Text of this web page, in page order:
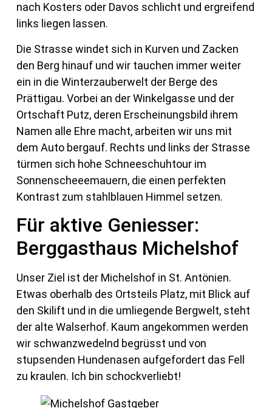
nach Kosters oder Davos schlicht und ergreifend
links liegen lassen.
Die Strasse windet sich in Kurven und Zacken
den Berg hinauf und wir tauchen immer weiter
ein in die Winterzauberwelt der Berge des
Prättigau. Vorbei an der Winkelgasse und der
Ortschaft Putz, deren Erscheinungsbild ihrem
Namen alle Ehre macht, arbeiten wir uns mit
dem Auto bergauf. Rechts und links der Strasse
türmen sich hohe Schneeschuhtour im
Sonnenscheeemauern, die einen perfekten
Kontrast zum stahlblauen Himmel setzen.
Für aktive Geniesser:
Berggasthaus Michelshof
Unser Ziel ist der Michelshof in St. Antönien.
Etwas oberhalb des Ortsteils Platz, mit Blick auf
den Skilift und in die umliegende Bergwelt, steht
der alte Walserhof. Kaum angekommen werden
wir schwanzwedelnd begrüsst und von
stupsenden Hundenasen aufgefordert das Fell
zu kraulen. Ich bin schockverliebt!